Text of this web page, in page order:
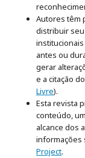
Autores têm
distribuir
antes ou
gerar
e a citação
Livre).
Esta revista
conteúdo,
alcance dos
informações
Project.